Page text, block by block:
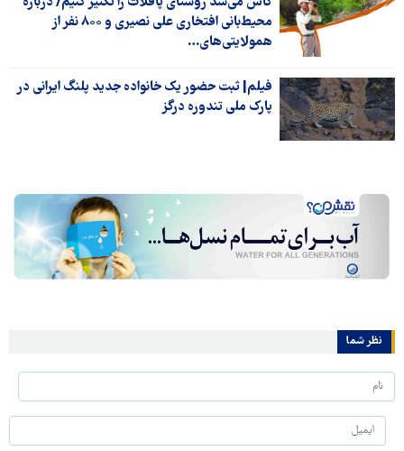
محیط‌بانی افتخاری علی نصیری و ۸۰۰ نفر از
همولایتی‌های…
فیلم| ثبت حضور یک خانواده جدید پلنگ ایرانی در
پارک ملی تندوره درگز
نظر شما